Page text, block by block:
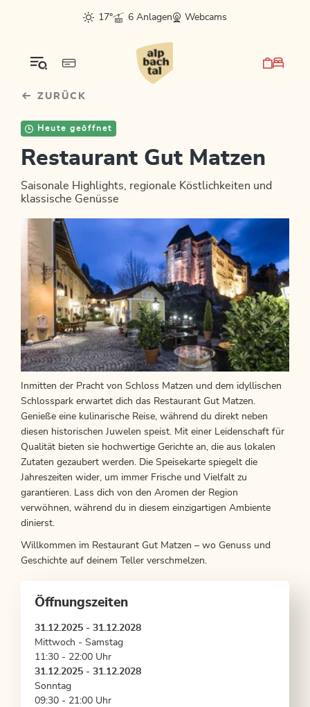
sr.skip-to.main-content
sr.skip-to.table-of-contents
sr.skip-to.main-navigation
17°
6 Anlagen Webcams
ZURÜCK
Heute geöffnet
Restaurant Gut Matzen
Saisonale Highlights, regionale Köstlichkeiten und
klassische Genüsse
Inmitten der Pracht von Schloss Matzen und dem idyllischen
Schlosspark erwartet dich das Restaurant Gut Matzen.
Genieße eine kulinarische Reise, während du direkt neben
diesen historischen Juwelen speist. Mit einer Leidenschaft für
Qualität bieten sie hochwertige Gerichte an, die aus lokalen
Zutaten gezaubert werden. Die Speisekarte spiegelt die
Jahreszeiten wider, um immer Frische und Vielfalt zu
garantieren. Lass dich von den Aromen der Region
verwöhnen, während du in diesem einzigartigen Ambiente
dinierst.
Willkommen im Restaurant Gut Matzen – wo Genuss und
Geschichte auf deinem Teller verschmelzen.
Öffnungszeiten
31.12.2025 - 31.12.2028
Mittwoch - Samstag
11:30 - 22:00 Uhr
31.12.2025 - 31.12.2028
Sonntag
09:30 - 21:00 Uhr